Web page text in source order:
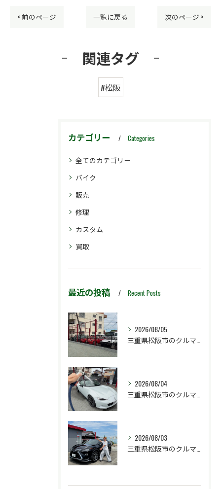
< 前のページ 一覧に戻る 次のページ >
関連タグ
#松阪
カテゴリー Categories
全てのカテゴリー
バイク
販売
修理
カスタム
買取
最近の投稿 Recent Posts
2026/08/05
2026/08/04
2026/08/03